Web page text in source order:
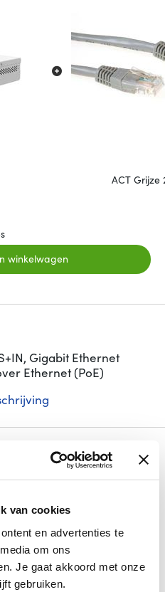
van cookies
en advertenties te
om ons
Je gaat akkoord met onze
gebruiken.
ACT
winkelwagen
Gigabit Ethernet
Ethernet (PoE)
Ethernet-poorten8
Ethernet-poorten
2